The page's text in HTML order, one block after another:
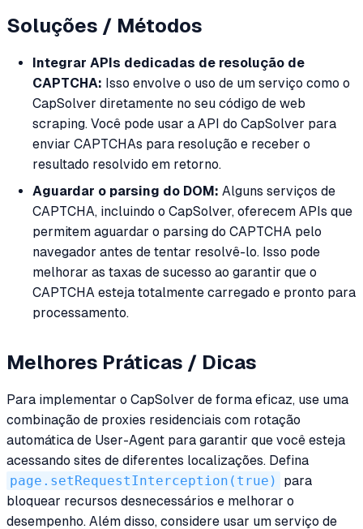
Soluções / Métodos
Integrar APIs dedicadas de resolução de
CAPTCHA: Isso envolve o uso de um serviço como o
CapSolver diretamente no seu código de web
scraping. Você pode usar a API do CapSolver para
enviar CAPTCHAs para resolução e receber o
resultado resolvido em retorno.
Aguardar o parsing do DOM: Alguns serviços de
CAPTCHA, incluindo o CapSolver, oferecem APIs que
permitem aguardar o parsing do CAPTCHA pelo
navegador antes de tentar resolvê-lo. Isso pode
melhorar as taxas de sucesso ao garantir que o
CAPTCHA esteja totalmente carregado e pronto para
processamento.
Melhores Práticas / Dicas
Para implementar o CapSolver de forma eficaz, use uma
combinação de proxies residenciais com rotação
automática de User-Agent para garantir que você esteja
acessando sites de diferentes localizações. Defina
page.setRequestInterception(true)
para
bloquear recursos desnecessários e melhorar o
desempenho. Além disso, considere usar um serviço de